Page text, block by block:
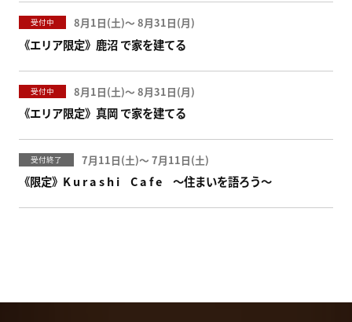
受付中 8月1日( )〜 8月31日( )
《エリア限定》鹿沼 で家を建てる
受付中 8月1日( )〜 8月31日( )
《エリア限定》真岡 で家を建てる
受付終了 7月11日( )〜 7月11日( )
《限定》K u r a s h i C a f e ～住まいを語ろう～